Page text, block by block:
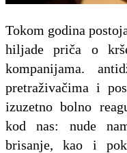
Tokom godina
hiljade priča o
kompanijama.
pretraživačima i
izuzetno bolno
kod nas: nude
brisanje, kao i